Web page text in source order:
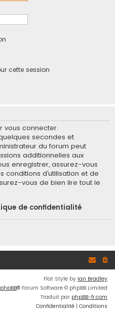
cette session
vous connecter.
secondes et
du forum peut
additionnelles aux
enregistrer, assurez-vous
conditions d’utilisation et de
vous de bien lire tout le
de confidentialité
Flat Style by Ian Bradley
phpBB® Forum Software © phpBB Limited
Traduit par phpBB-fr.com
Confidentialité | Conditions